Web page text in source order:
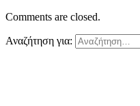
Comments are closed.
Αναζήτηση για: